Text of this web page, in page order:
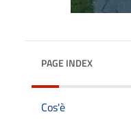
PAGE INDEX
Cos'è